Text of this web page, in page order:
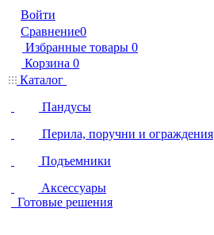
Войти
Сравнение0
Избранные товары 0
Корзина 0
Каталог
Пандусы
Перила, поручни и ограждения
Подъемники
Аксессуары
Готовые решения